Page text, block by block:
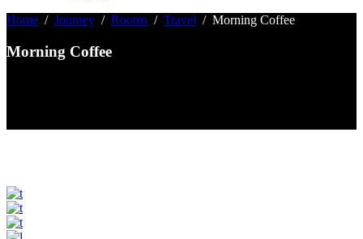
Home / Journey / Rooms / Travel / Morning Coffee
Morning Coffee